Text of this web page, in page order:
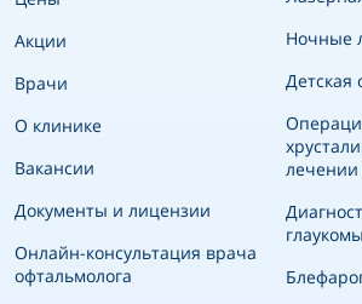
Акции
Врачи
О клинике
Вакансии
Документы и лицензии
Онлайн-консультация врача
офтальмолога
Ночные
Детская
лечении
глаукомы